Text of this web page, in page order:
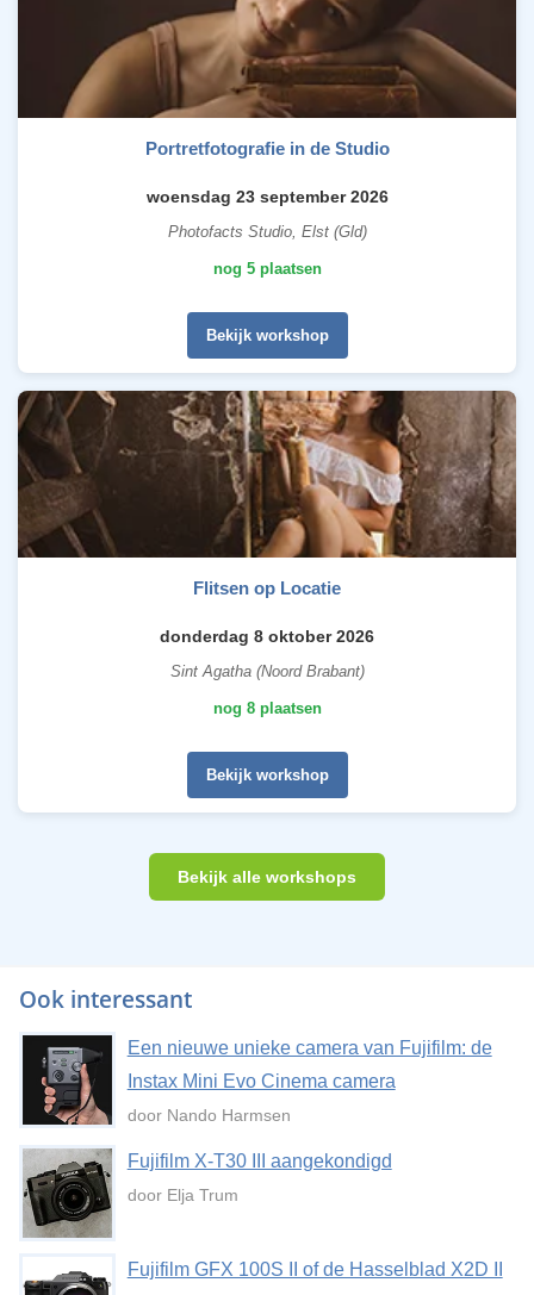
Portretfotografie in de Studio
woensdag 23 september 2026
Photofacts Studio, Elst (Gld)
nog 5 plaatsen
Bekijk workshop
Flitsen op Locatie
donderdag 8 oktober 2026
Sint Agatha (Noord Brabant)
nog 8 plaatsen
Bekijk workshop
Bekijk alle workshops
Ook interessant
Een nieuwe unieke camera van Fujifilm: de
Instax Mini Evo Cinema camera
door Nando Harmsen
Fujifilm X-T30 III aangekondigd
door Elja Trum
Fujifilm GFX 100S II of de Hasselblad X2D II